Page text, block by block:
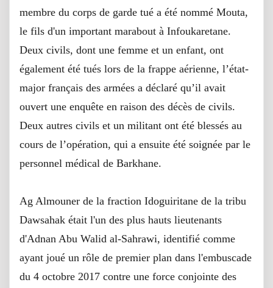
membre du corps de garde tué a été nommé Mouta,
le fils d'un important marabout à Infoukaretane.
Deux civils, dont une femme et un enfant, ont
également été tués lors de la frappe aérienne, l’état-
major français des armées a déclaré qu’il avait
ouvert une enquête en raison des décès de civils.
Deux autres civils et un militant ont été blessés au
cours de l’opération, qui a ensuite été soignée par le
personnel médical de Barkhane.
Ag Almouner de la fraction Idoguiritane de la tribu
Dawsahak était l'un des plus hauts lieutenants
d'Adnan Abu Walid al-Sahrawi, identifié comme
ayant joué un rôle de premier plan dans l'embuscade
du 4 octobre 2017 contre une force conjointe des